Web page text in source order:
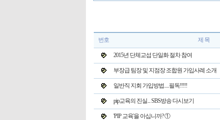
번호 제 목
2015년 단체교섭 단일화 절차 참여
부장급 팀장 및 지점장 조합원 가입사례 소개
일반직 지회 가입방법.....필독!!!!!
pip교육의 진실... SBS방송 다시보기
'PIP 교육'을 아십니까? ①